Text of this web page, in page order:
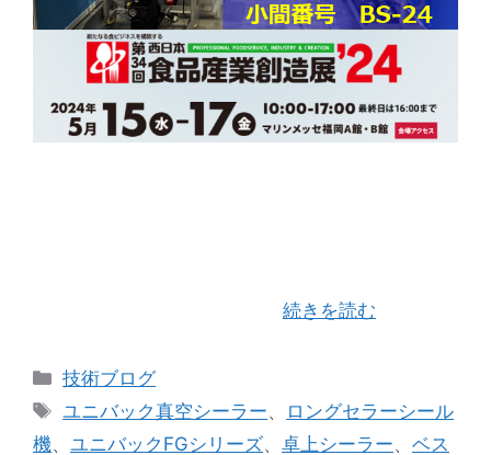
続きを読む
カ
テ
技術ブログ
タ
グ
ユニバック真空シーラー、
ロングセラーシール
機、 ユニバックFGシリーズ、 卓上シーラー、 ベス